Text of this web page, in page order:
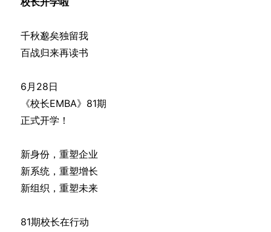
千秋邈矣独留我
百战归来再读书
6月28日
《校长EMBA》81期
正式开学！
新身份，重塑企业
新系统，重塑增长
新组织，重塑未来
81期校长在行动